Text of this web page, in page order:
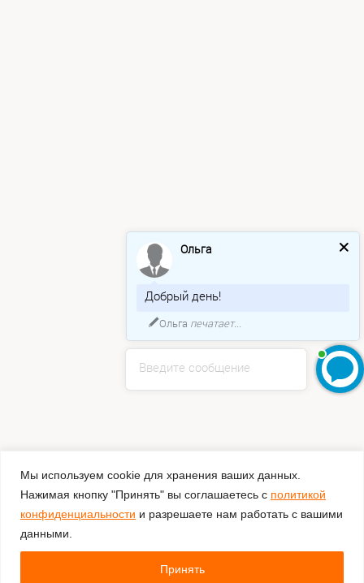
Мы используем cookie для хранения ваших данных.
Нажимая кнопку "Принять" вы соглашаетесь с политикой
конфиденциальности и разрешаете нам работать с вашими
данными.
Принять
Введите сообщение
Ольга
Добрый день!
Ольга печатает...